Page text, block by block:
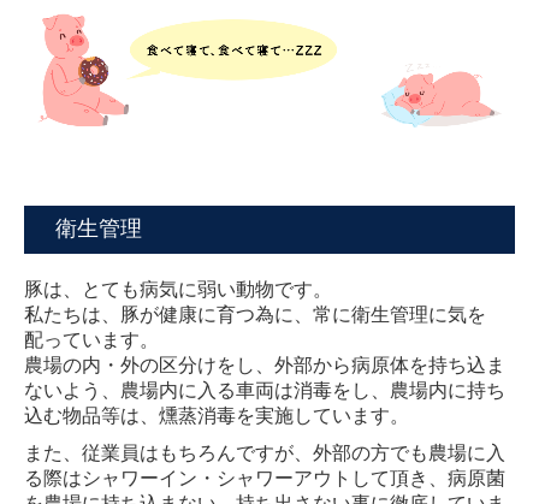
衛生管理
豚は、とても病気に弱い動物です。
私たちは、豚が健康に育つ為に、常に衛生管理に気を
配っています。
農場の内・外の区分けをし、外部から病原体を持ち込ま
ないよう、農場内に入る車両は消毒をし、農場内に持ち
込む物品等は、燻蒸消毒を実施しています。
また、従業員はもちろんですが、外部の方でも農場に入
る際はシャワーイン・シャワーアウトして頂き、病原菌